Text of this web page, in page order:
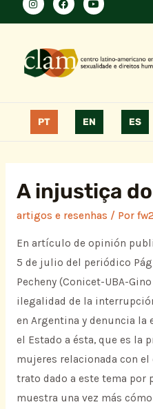
PT EN ES
A injustiça
artigos e resenhas / Por fw2
En artículo de opinión
5 de julio del periódico
Pecheny (Conicet-UBA-
ilegalidad de la
en Argentina y denuncia la
el Estado a ésta, que es la
mujeres relacionada con el
trato dado a este tema por
muestra una vez más